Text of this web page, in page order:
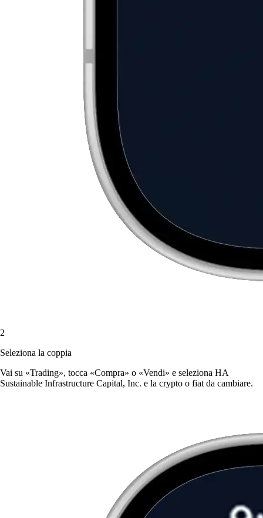
2
Seleziona la coppia
Vai su «Trading», tocca «Compra» o «Vendi» e seleziona HA
Sustainable Infrastructure Capital, Inc. e la crypto o fiat da cambiare.